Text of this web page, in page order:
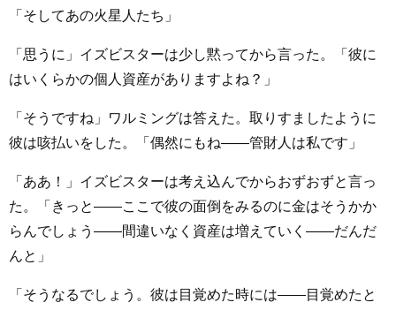
「そしてあの火星人たち」
「思うに」イズビスターは少し黙ってから言った。「彼に
はいくらかの個人資産がありますよね？」
「そうですね」ワルミングは答えた。取りすましたように
彼は咳払いをした。「偶然にもね――管財人は私です」
「ああ！」イズビスターは考え込んでからおずおずと言っ
た。「きっと――ここで彼の面倒をみるのに金はそうかか
らんでしょう――間違いなく資産は増えていく――だんだ
んと」
「そうなるでしょう。彼は目覚めた時には――目覚めたと